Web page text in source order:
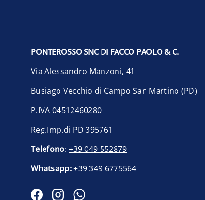
PONTEROSSO SNC DI FACCO PAOLO & C.
Via Alessandro Manzoni, 41
Busiago Vecchio di Campo San Martino (PD)
P.IVA 04512460280
Reg.Imp.di PD 395761
Telefono:+39 049 552879
Whatsapp:+39 349 6775564